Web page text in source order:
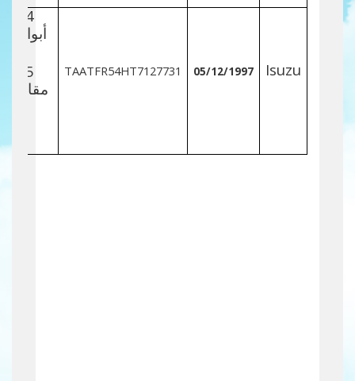
Isuzu
05/12/1997
TAATFR54HT7127731
4
أبواب
5
مقاعد